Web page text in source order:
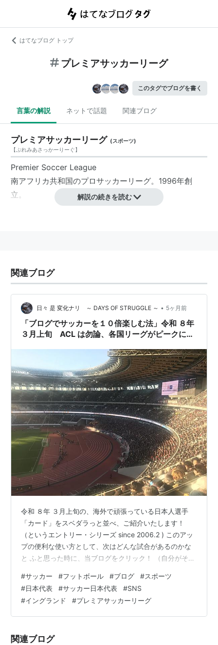
はてなブログ トップ
プレミアサッカーリーグ
このタグでブログを書く
言葉の解説 ネットで話題 関連ブログ
プレミアサッカーリーグ (スポーツ)
【ぷれみあさっかーりーぐ】
Premier Soccer League
南アフリカ共和国のプロサッカーリーグ。1996年創
立。
解説の続きを読む
関連ブログ
日々 是 変化ナリ ～ DAYS OF STRUGGLE ～ • 5ヶ月前
「ブログでサッカーを１０倍楽しむ法」令和 ８年
３月上旬 ACL は勿論、各国リーグがピークに！
令和 ８年 ３月上旬の、海外で頑張っている日本人選手
「カード」をスベダラっと並べ、ご紹介いたします！
（というエントリー・シリーズ since 2006.2 ) このアッ
プの便利な使い方として、次はどんな試合があるのかな
と ふと思った時に、当ブログをクリック！ （自分がそう
グ】 マンチェスター・ユナイテッド vs クリスタル・パ
レス 鎌田！ BHA vs ノッティンガム・フォレスト 三苫！
アーセナル vs チェルシー フルハム vs トットナム 【伊
セリエA】 クレモネーゼ vs ACミラン ローマ vs ユーベ
#サッカー #フットボール #ブログ #スポーツ
#日本代表 #サッカー日本代表 #SNS
#イングランド #プレミアサッカーリーグ
関連ブログ